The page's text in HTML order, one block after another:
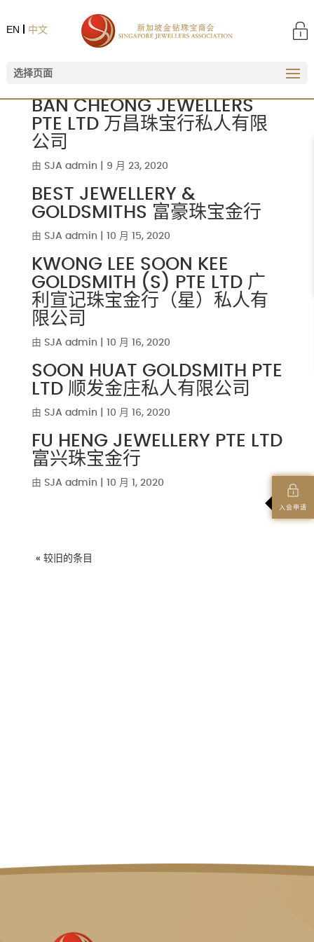
中文
EN
选择页面
入会申请
BAN CHEONG JEWELLERS
PTE LTD 万昌珠宝行私人有限
公司
由 SJA admin 9 月 23, 2020
BEST JEWELLERY &
GOLDSMITHS 富豪珠宝金行
由 SJA admin 10 月 15, 2020
KWONG LEE SOON KEE
GOLDSMITH (S) PTE LTD 广
利宣记珠宝金行（星）私人有
限公司
由 SJA admin 10 月 16, 2020
SOON HUAT GOLDSMITH PTE
LTD 顺发金庄私人有限公司
由 SJA admin 10 月 16, 2020
FU HENG JEWELLERY PTE LTD
富兴珠宝金行
由 SJA admin 10 月 1, 2020
« 较旧的条目